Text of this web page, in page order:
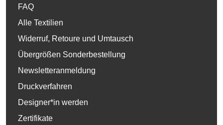
FAQ
Alle Textilien
Widerruf, Retoure und Umtausch
Übergrößen Sonderbestellung
Newsletteranmeldung
Druckverfahren
Designer*in werden
Zertifikate